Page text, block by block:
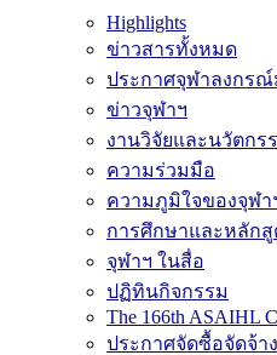
Highlights
ข่าวสารทั้งหมด
ประกาศจุฬาลงกร
ข่าวจุฬาฯ
งานวิจัยและนวัตกร
ความร่วมมือ
ความภูมิใจของจุฬา
การศึกษาและหลักสู
จุฬาฯ ในสื่อ
ปฏิทินกิจกรรม
The 166th ASAIHL
ประกาศจัดซื้อจัดจ้าง